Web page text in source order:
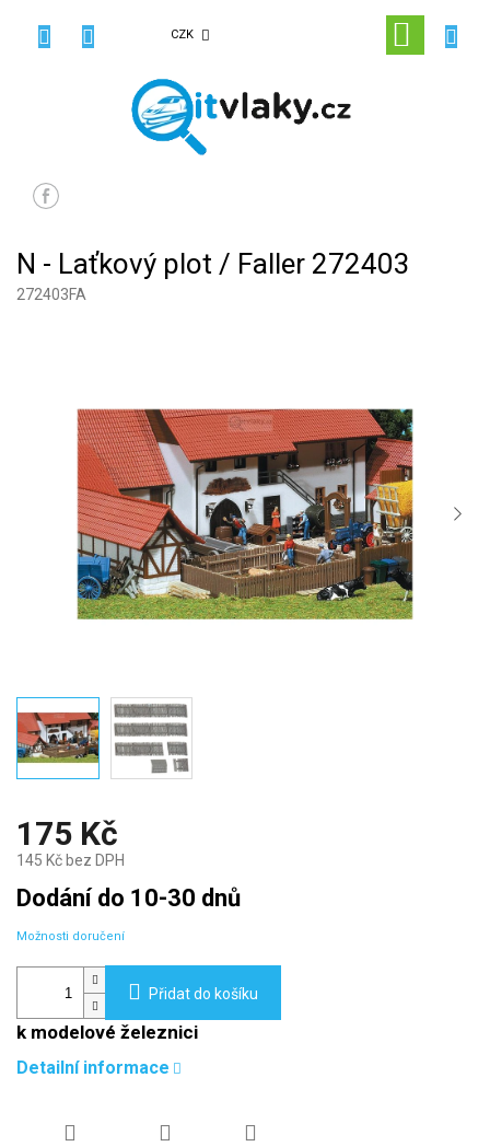
CZK
KOŠÍK
N - Laťkový plot / Faller 272403
272403FA
175 Kč
145 Kč bez DPH
Měrná
cena:
Dodání do 10-30 dnů
Možnosti doručení
Přidat do košíku
k modelové železnici
Detailní informace